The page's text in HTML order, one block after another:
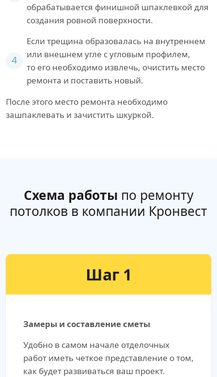
обрабатывается финишной шпаклевкой для
создания ровной поверхности.
4
Если трещина образовалась на внутреннем
или внешнем угле с угловым профилем,
то его необходимо извлечь, очистить место
ремонта и поставить новый.
После этого место ремонта необходимо
зашпаклевать и зачистить шкуркой.
Схема работы по ремонту
потолков в компании Кронвест
Шаг 1
Замеры и составление сметы
Удобно в самом начале отделочных
работ иметь четкое представление о том,
как будет развиваться ваш проект.